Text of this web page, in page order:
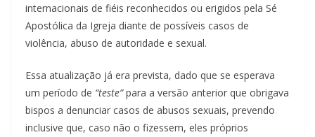
internacionais de fiéis reconhecidos ou erigidos pela Sé
Apostólica da Igreja diante de possíveis casos de
violência, abuso de autoridade e sexual.
Essa atualização já era prevista, dado que se esperava
um período de “teste”para a versão anterior que obrigava
bispos a denunciar casos de abusos sexuais, prevendo
inclusive que, caso não o fizessem, eles próprios